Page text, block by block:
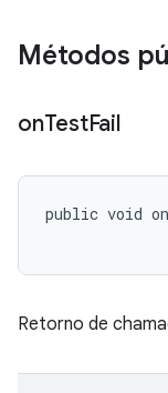
Métodos
onTestFail
public void
Retorno de